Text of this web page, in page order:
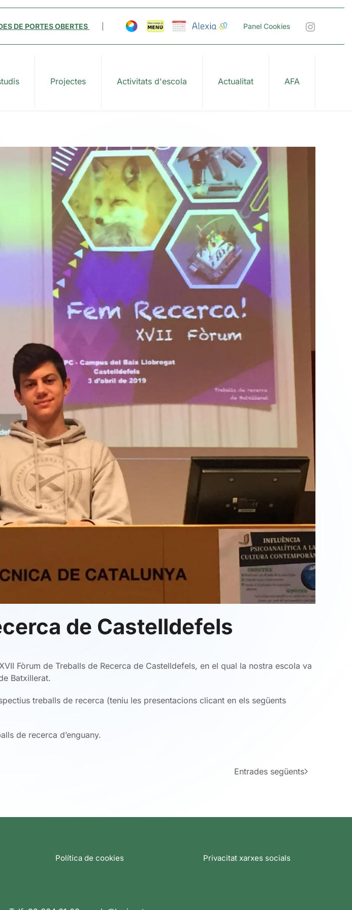
DE PORTES OBERTES Panel Cookies
Projectes Activitats d'escola Actualitat AFA
de Castelldefels
Fòrum de Treballs de Recerca de Castelldefels, en el qual la nostra escola va
Batxillerat.
treballs de recerca (teniu les presentacions clicant en els següents
de recerca d’enguany.
Entrades següents
Política de cookies Privacitat xarxes socials